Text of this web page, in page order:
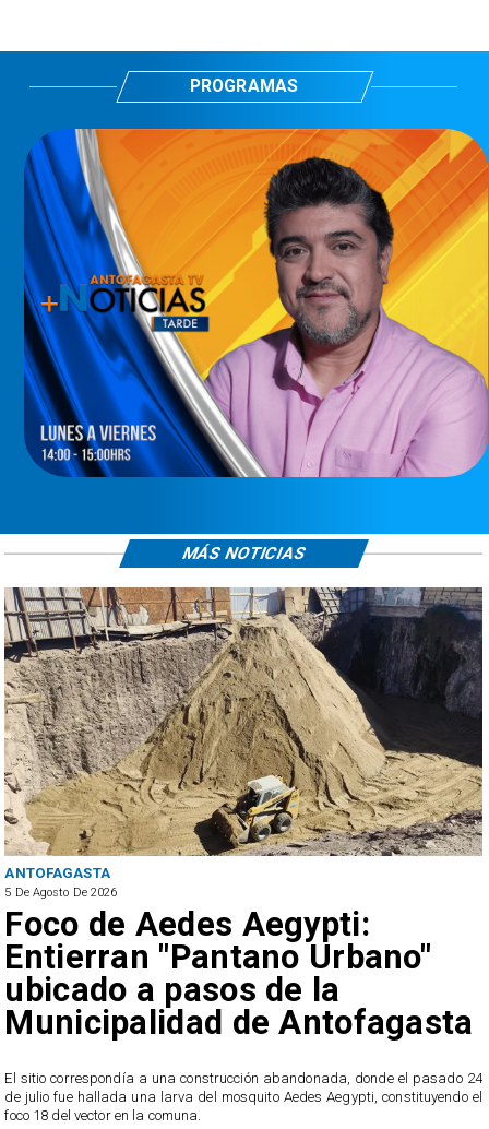
PROGRAMAS
ANTOFAGASTA
5 De Agosto De 2026
Foco de Aedes Aegypti:
Entierran "Pantano Urbano"
ubicado a pasos de la
Municipalidad de Antofagasta
El sitio correspondía a una construcción abandonada, donde el pasado 24
de julio fue hallada una larva del mosquito Aedes Aegypti, constituyendo el
foco 18 del vector en la comuna.
MÁS NOTICIAS